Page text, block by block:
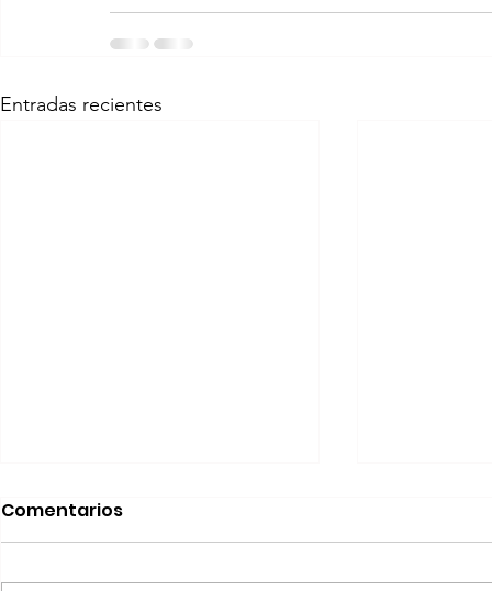
Entradas recientes
Realizará Escena en
A cargo de la agrupación
La muestra
Comentarios